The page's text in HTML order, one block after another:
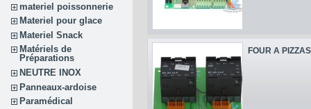
materiel poissonnerie
Materiel pour glace
Materiel Snack
Matériels de
Préparations
NEUTRE INOX
Panneaux-ardoise
Paramédical
FOUR A